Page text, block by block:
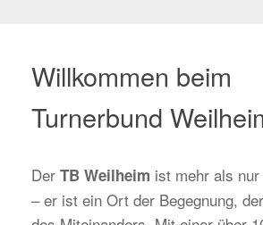
Willkommen beim
Turnerbund
Der TB Weilheim ist mehr als
– er ist ein Ort der Begegnung,